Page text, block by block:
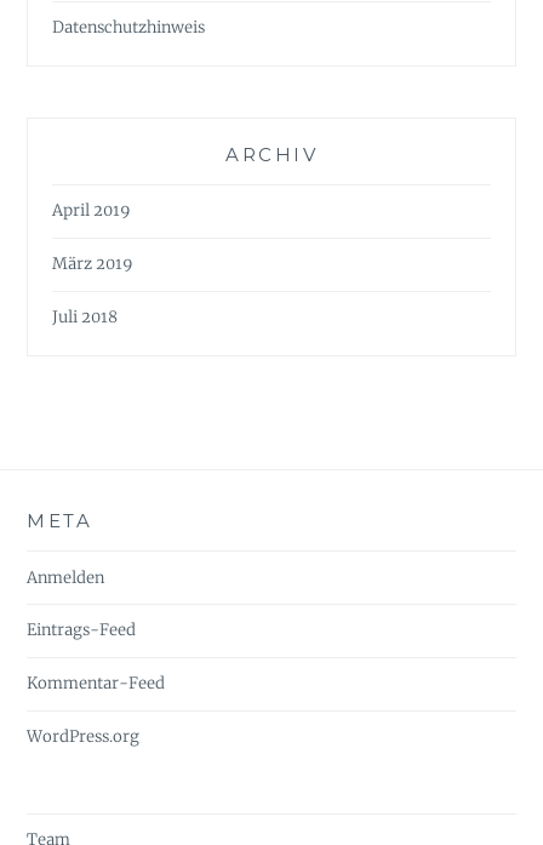
Datenschutzhinweis
ARCHIV
April 2019
März 2019
Juli 2018
META
Anmelden
Eintrags-Feed
Kommentar-Feed
WordPress.org
Team